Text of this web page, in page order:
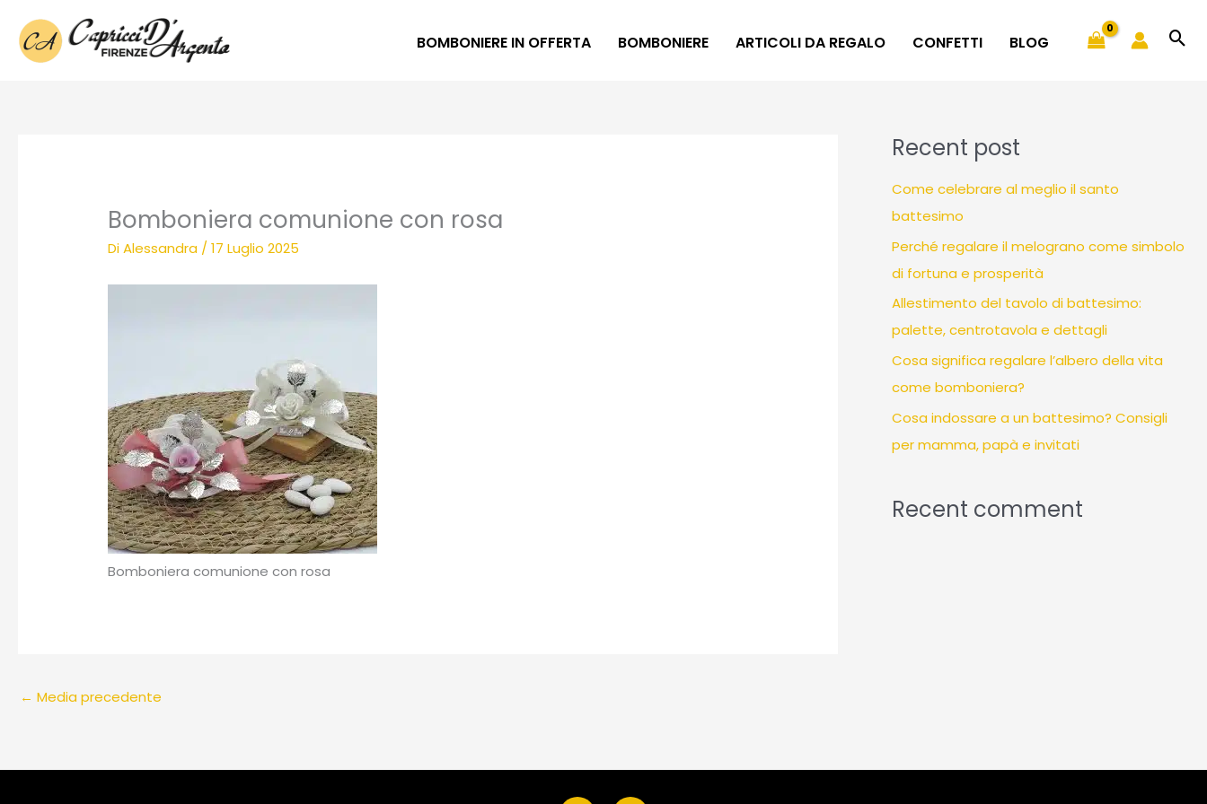
contenuto
BOMBONIERE IN OFFERTA BOMBONIERE ARTICOLI DA REGALO CONFETTI BLOG
Bomboniera comunione con rosa
DiAlessandra /17 Luglio 2025
Bomboniera comunione con rosa
← Media precedente
Recent post
Come celebrare al meglio il santo
battesimo
Perché regalare il melograno come simbolo
di fortuna e prosperità
Allestimento del tavolo di battesimo:
palette, centrotavola e dettagli
Cosa significa regalare l’albero della vita
come bomboniera?
Cosa indossare a un battesimo? Consigli
per mamma, papà e invitati
Recent comment